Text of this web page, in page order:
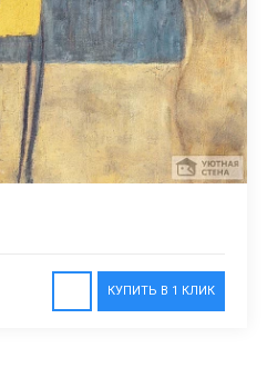
КУПИТЬ В 1 КЛИК